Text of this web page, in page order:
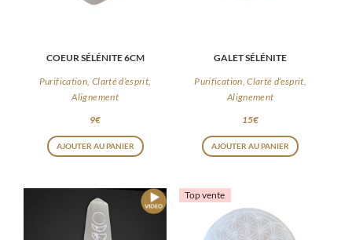
COEUR SÉLÉNITE 6CM
Purification, Clarté d’esprit,
Alignement
9€
AJOUTER AU PANIER
GALET SÉLÉNITE
Purification, Clarté d’esprit,
Alignement
15€
AJOUTER AU PANIER
Top vente